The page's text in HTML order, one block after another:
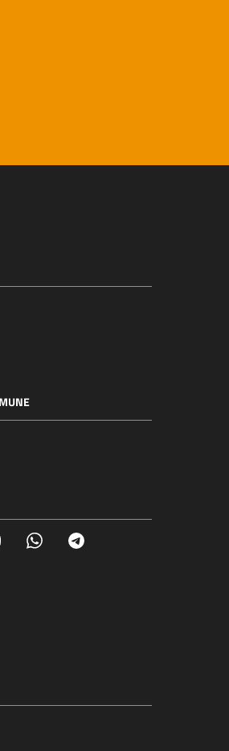
YouTube Whatsapp